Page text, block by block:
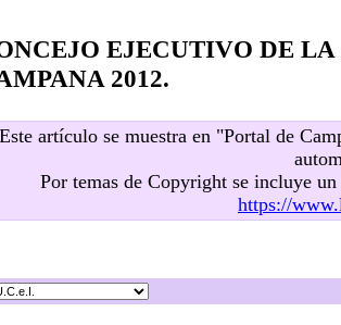
EJECUTIVO DE
2012.
Este artículo se muestra en "Portal de
Por temas de Copyright se incluye un
https://